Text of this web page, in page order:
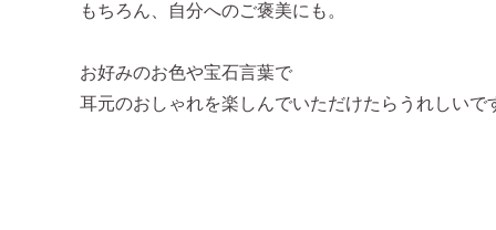
もちろん、自分へのご褒美にも。
お好みのお色や宝石言葉で
耳元のおしゃれを楽しんでいただけたらうれしいで